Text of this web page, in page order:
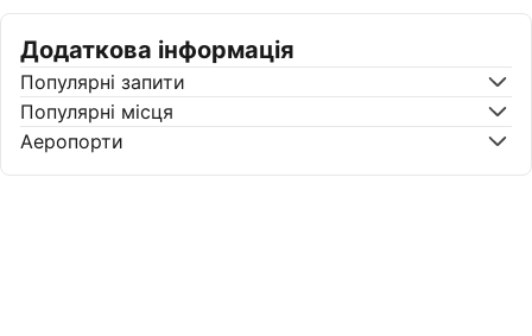
Додаткова інформація
Популярні запити
Популярні місця
Аеропорти